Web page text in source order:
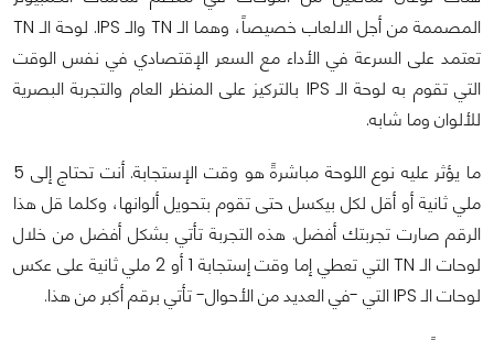
المصممة من أجل الالعاب خصيصاً، وهما الـ TN والـ IPS. لوحة الـ TN
تعتمد على السرعة في الأداء مع السعر الإقتصادي في نفس الوقت
التي تقوم به لوحة الـ IPS بالتركيز على المنظر العام والتجربة البصرية
للألوان وما شابه.
ما يؤثر عليه نوع اللوحة مباشرةً هو وقت الإستجابة. أنت تحتاج إلى 5
ملي ثانية أو أقل لكل بيكسل حتى تقوم بتحويل ألوانها، وكلما قل هذا
الرقم صارت تجربتك أفضل. هذه التجربة تأتي بشكل أفضل من خلال
لوحات الـ TN التي تعطي إما وقت إستجابة 1 أو 2 ملي ثانية على عكس
لوحات الـ IPS التي -في العديد من الأحوال- تأتي برقم أكبر من هذا.